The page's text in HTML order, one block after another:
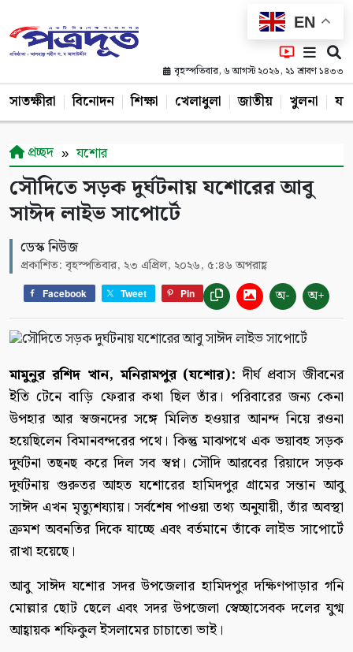
EN
বৃহস্পতিবার, ৬ আগস্ট ২০২৬, ২১ শ্রাবণ ১৪৩৩
সাতক্ষীরা বিনোদন শিক্ষা খেলাধুলা জাতীয় খুলনা
প্রচ্ছদ যশোর
সৌদিতে সড়ক দুর্ঘটনায় যশোরের আবু
সাঈদ লাইভ সাপোর্টে
ডেস্ক নিউজ
প্রকাশিত: বৃহস্পতিবার, ২৩ এপ্রিল, ২০২৬, ৫:৪৬ অপরাহ্ণ
Facebook Tweet Pin অ- অ+
মামুনুর রশিদ খান, মনিরামপুর (যশোর): দীর্ঘ প্রবাস জীবনের
ইতি টেনে বাড়ি ফেরার কথা ছিল তাঁর। পরিবারের জন্য কেনা
উপহার আর স্বজনদের সঙ্গে মিলিত হওয়ার আনন্দ নিয়ে রওনা
হয়েছিলেন বিমানবন্দরের পথে। কিন্তু মাঝপথে এক ভয়াবহ সড়ক
দুর্ঘটনা তছনছ করে দিল সব স্বপ্ন। সৌদি আরবের রিয়াদে সড়ক
দুর্ঘটনায় গুরুতর আহত যশোরের হামিদপুর গ্রামের সন্তান আবু
সাঈদ এখন মৃত্যুশয্যায়। সর্বশেষ পাওয়া তথ্য অনুযায়ী, তাঁর অবস্থা
ক্রমশ অবনতির দিকে যাচ্ছে এবং বর্তমানে তাঁকে লাইভ সাপোর্টে
রাখা হয়েছে।
আবু সাঈদ যশোর সদর উপজেলার হামিদপুর দক্ষিণপাড়ার গনি
মোল্লার ছোট ছেলে এবং সদর উপজেলা স্বেচ্ছাসেবক দলের যুগ্ম
আহ্বায়ক শফিকুল ইসলামের চাচাতো ভাই।